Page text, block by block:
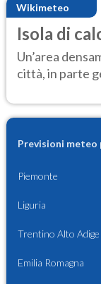
Wikimeteo
Isola di
Un’area
città, in parte
Previsioni
Piemonte
Liguria
Trentino Alto Adige
Emilia Romagna